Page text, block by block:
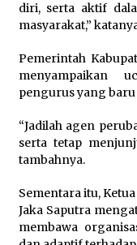
diri, serta aktif
masyarakat,”
Pemerintah
menyampaikan
pengurus yang
“Jadilah agen
serta tetap
tambahnya.
Sementara itu,
Jaka Saputra
membawa